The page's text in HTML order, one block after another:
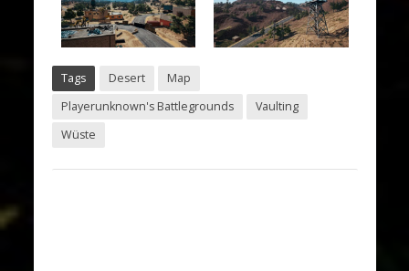
Tags Desert
Map
Playerunknown's Battlegrounds
Vaulting
Wüste